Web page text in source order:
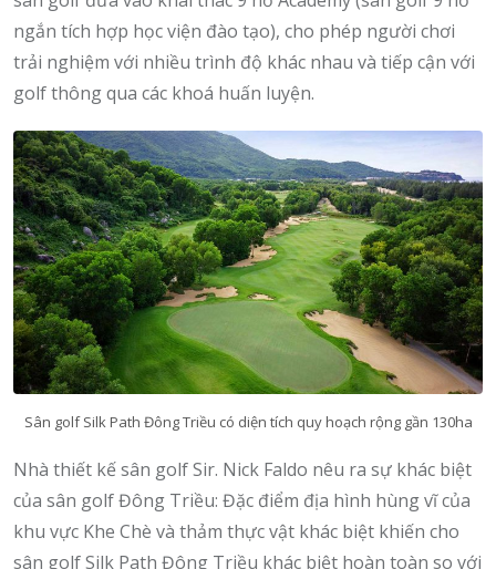
ngắn tích hợp học viện đào tạo), cho phép người chơi
trải nghiệm với nhiều trình độ khác nhau và tiếp cận với
golf thông qua các khoá huấn luyện.
Sân golf Silk Path Đông Triều có diện tích quy hoạch rộng gần 130ha
Nhà thiết kế sân golf Sir. Nick Faldo nêu ra sự khác biệt
của sân golf Đông Triều: Đặc điểm địa hình hùng vĩ của
khu vực Khe Chè và thảm thực vật khác biệt khiến cho
sân golf Silk Path Đông Triều khác biệt hoàn toàn so với